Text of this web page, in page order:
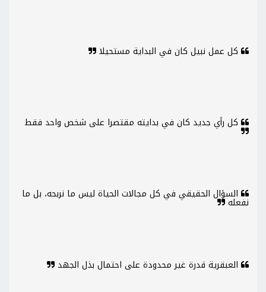
كل عمل نبيل كان في البداية مستحيلا
كل رأي جديد كان في بدايته مقتصرا على شخص واحد فقط
السؤال الحقيقي في كل مجالات الحياة ليس ما نربحه، بل ما
نفعله
العبقرية قدرة غير محدودة على احتمال بذل الجهد